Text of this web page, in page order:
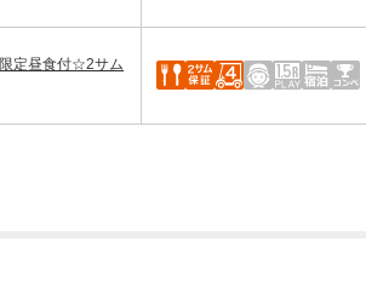
定昼食付☆2サム